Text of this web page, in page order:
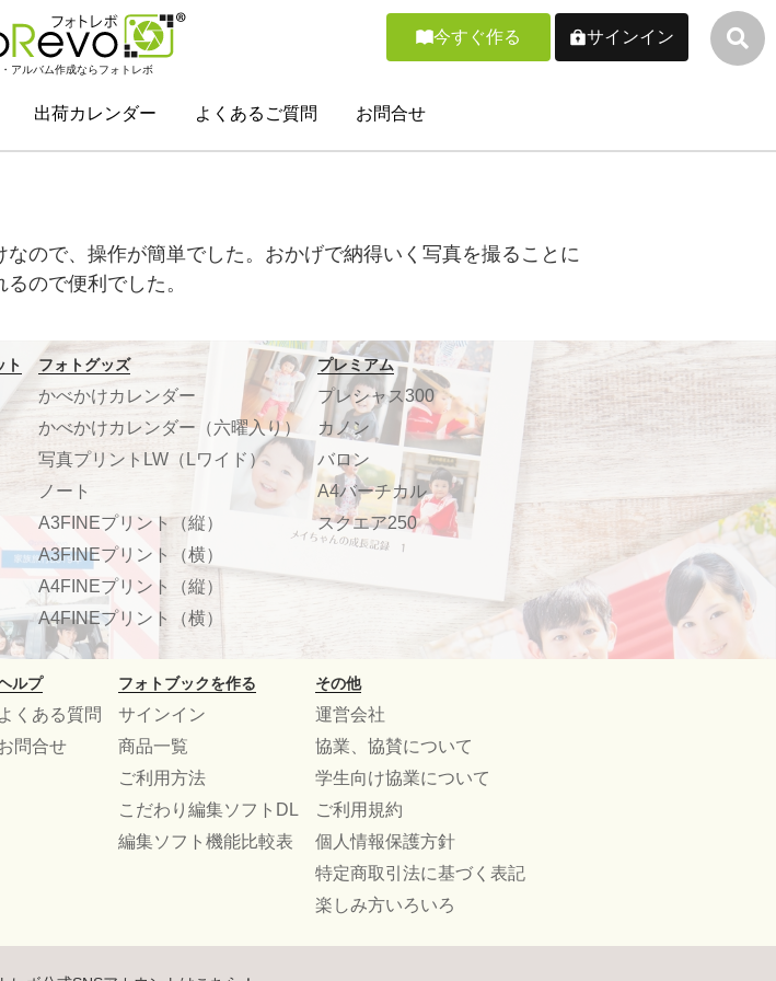
アルバム作成ならフォトレボ
今すぐ作る サインイン
出荷カレンダー よくあるご質問 お問合せ
ので、操作が簡単でした。おかげで納得いく写真を撮ることに
ので便利でした。
ト フォトグッズ
かべかけカレンダー
かべかけカレンダー（六曜入り）
写真プリントLW（Lワイド）
ノート
A3FINEプリント（縦）
A3FINEプリント（横）
A4FINEプリント（縦）
A4FINEプリント（横）
プレミアム
プレシャス300
カノン
バロン
A4バーチカル
スクエア250
ルプ
よくある質問
問合せ
フォトブックを作る
サインイン
商品一覧
ご利用方法
こだわり編集ソフトDL
編集ソフト機能比較表
その他
運営会社
協業、協賛について
学生向け協業について
ご利用規約
個人情報保護方針
特定商取引法に基づく表記
楽しみ方いろいろ